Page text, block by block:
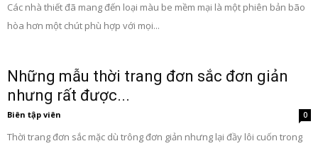
Các nhà thiết đã mang đến loại màu be mềm mại là một phiên bản bão
hòa hơn một chút phù hợp với mọi...
Những mẫu thời trang đơn sắc đơn giản
nhưng rất được...
Biên tập viên 0
Thời trang đơn sắc mặc dù trông đơn giản nhưng lại đầy lôi cuốn trong